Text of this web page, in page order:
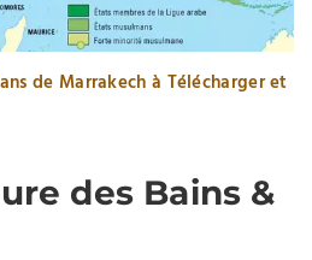
de Marrakech à Télécharger et
des Bains &